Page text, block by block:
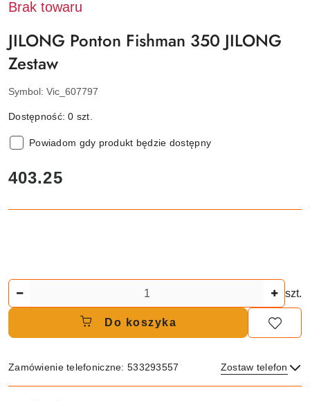
Brak towaru
JILONG Ponton Fishman 350 JILONG
Zestaw
Symbol: Vic_607797
Dostępność:0 szt.
Powiadom gdy produkt będzie dostępny
cena:
403.25
szt.
Do koszyka
Zamówienie telefoniczne: 533293557 Zostaw telefon